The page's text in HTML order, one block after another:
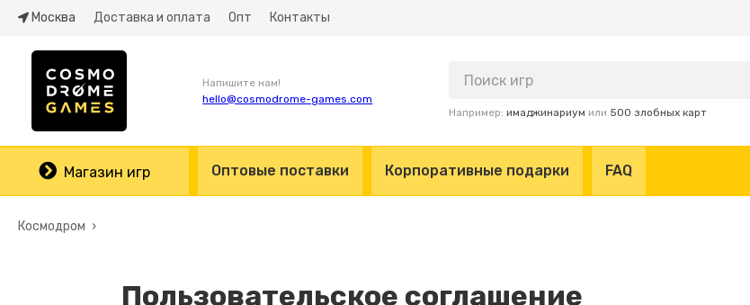
Москва Доставка и оплата Опт Контакты
Напишите нам!
hello@cosmodrome-games.com
Например: имаджинариум или 500 злобных карт
Магазин игр Оптовые поставки Корпоративные подарки FAQ
Космодром
Пользовательское соглашение